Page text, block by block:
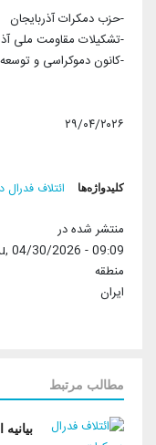
-حزب دمکرات آذربایجان
-تشکیلات مقاومت ملی
-کانون دموکراسی و توسعه
۲۹/۰۴/۲۰۲۶
کلیدواژه‌ها ائتلاف فدرال
منتشر شده در
04/30/2026 - 09:09
منطقه
ایران
مطالب مرتبط